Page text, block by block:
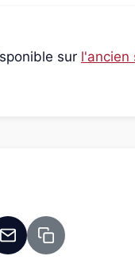
sur l'ancien